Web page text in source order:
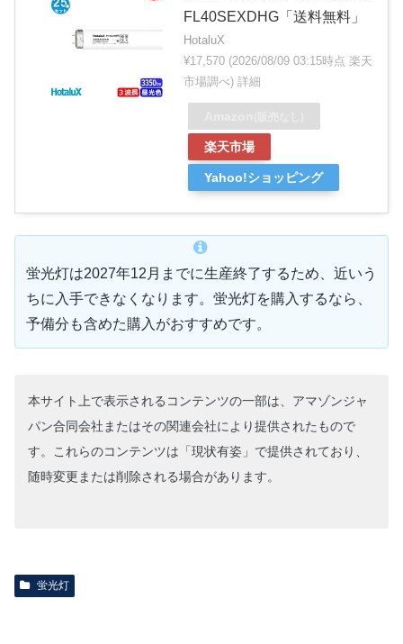
FL40SEXDHG「送料無料」
HotaluX
¥17,570 (2026/08/09 03:15時点 楽天
市場調べ) 詳細
楽天市場
Yahoo!ショッピング
蛍光灯は2027年12月までに生産終了するため、近いう
ちに入手できなくなります。蛍光灯を購入するなら、
予備分も含めた購入がおすすめです。
本サイト上で表示されるコンテンツの一部は、アマゾンジャ
パン合同会社またはその関連会社により提供されたもので
す。これらのコンテンツは「現状有姿」で提供されており、
随時変更または削除される場合があります。
蛍光灯